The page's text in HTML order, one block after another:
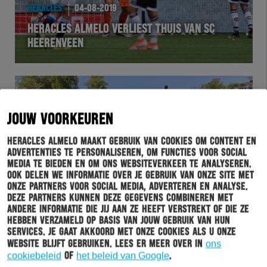
JOUW VOORKEUREN
Heracles Almelo maakt gebruik van cookies om content en
advertenties te personaliseren, om functies voor social
media te bieden en om ons websiteverkeer te analyseren.
Ook delen we informatie over je gebruik van onze site met
onze partners voor social media, adverteren en analyse.
Deze partners kunnen deze gegevens combineren met
andere informatie die jij aan ze heeft verstrekt of die ze
hebben verzameld op basis van jouw gebruik van hun
services. Je gaat akkoord met onze cookies als u onze
website blijft gebruiken. Lees er meer over in ons
cookiebeleid of het beleid van Google.
HERACLES 04-08-2019
HERACLES ALMELO VERLIEST THUIS VAN SC
HEERENVEEN
ESPORTS 02-08-2019
WINNAARS HERACLES ESPORTS: FIND US!
BEKEND